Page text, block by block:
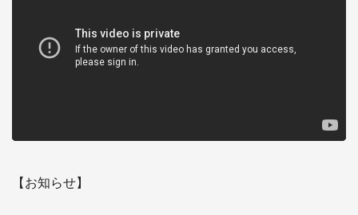
【お知らせ】